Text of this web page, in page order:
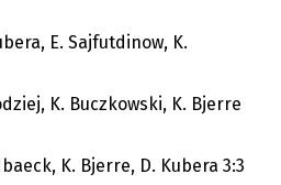
E. Sajfutdinow, K.
K. Buczkowski, K. Bjerre
K. Bjerre, D. Kubera 3:3